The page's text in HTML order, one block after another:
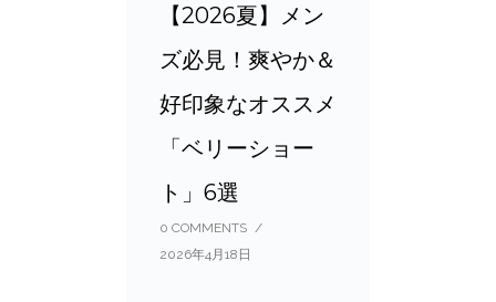
【2026夏】メン
ズ必見！爽やか＆
好印象なオススメ
「ベリーショー
ト」6選
0 COMMENTS /
2026年4月18日